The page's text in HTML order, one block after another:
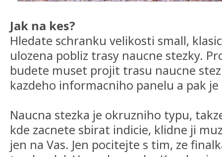
Jak na kes?
Hledate schranku velikosti small,
ulozena pobliz trasy naucne stezky.
budete muset projit trasu naucne
kazdeho informacniho panelu a pak
Naucna stezka je okruzniho typu,
kde zacnete sbirat indicie, klidne ji
jen na Vas. Jen pocitejte s tim, ze